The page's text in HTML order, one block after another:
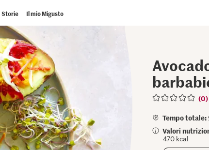
Storie Il mio Migusto
(0)
Tempo totale:
Valori
470 kcal